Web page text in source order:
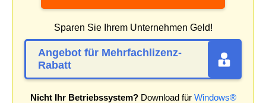
Sparen Sie Ihrem Unternehmen Geld!
Angebot für Mehrfachlizenz-
Rabatt
Nicht Ihr Betriebssystem?Download für Windows®